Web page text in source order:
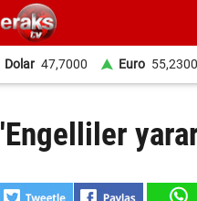
Dolar 47,7000 Euro 55,2300
'Engelliler